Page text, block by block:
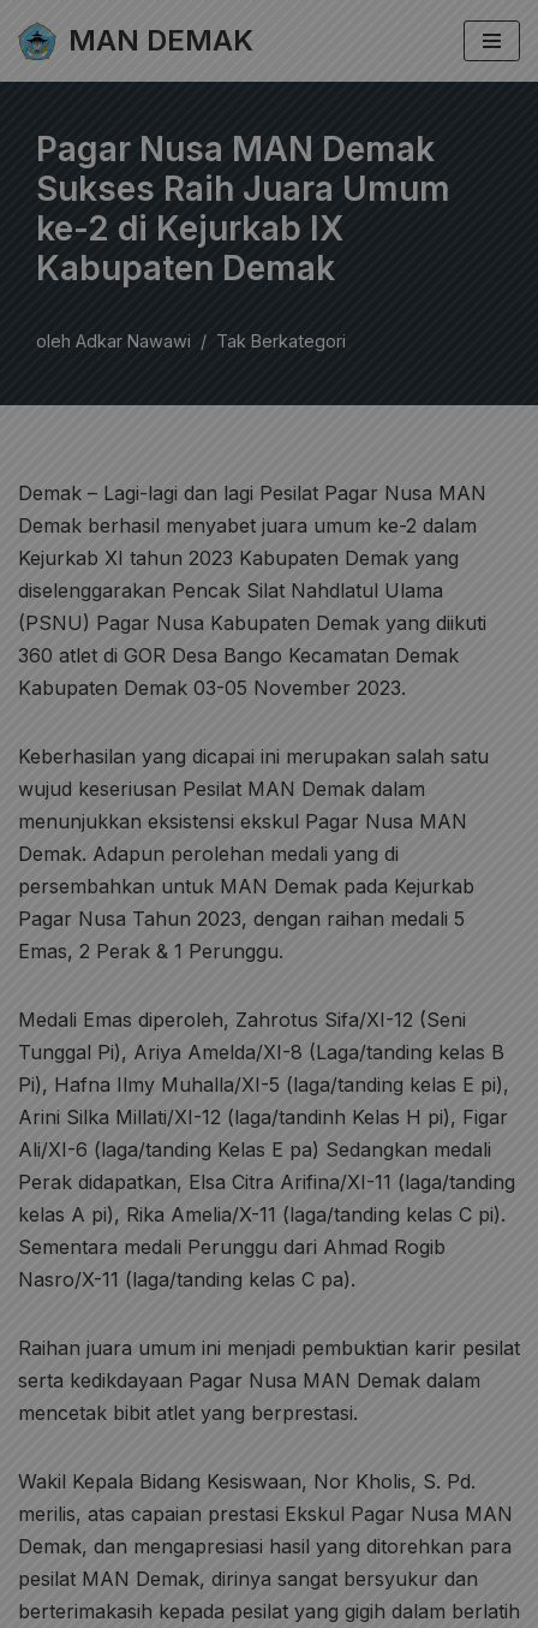
Lompat
konten
MAN DEMAK
Pagar Nusa MAN Demak
Sukses Raih Juara Umum
ke-2 di Kejurkab IX
Kabupaten Demak
oleh Adkar Nawawi Tak Berkategori
Demak – Lagi-lagi dan lagi Pesilat Pagar Nusa MAN
Demak berhasil menyabet juara umum ke-2 dalam
Kejurkab XI tahun 2023 Kabupaten Demak yang
diselenggarakan Pencak Silat Nahdlatul Ulama
(PSNU) Pagar Nusa Kabupaten Demak yang diikuti
360 atlet di GOR Desa Bango Kecamatan Demak
Kabupaten Demak 03-05 November 2023.
Keberhasilan yang dicapai ini merupakan salah satu
wujud keseriusan Pesilat MAN Demak dalam
menunjukkan eksistensi ekskul Pagar Nusa MAN
Demak. Adapun perolehan medali yang di
persembahkan untuk MAN Demak pada Kejurkab
Pagar Nusa Tahun 2023, dengan raihan medali 5
Emas, 2 Perak & 1 Perunggu.
Medali Emas diperoleh, Zahrotus Sifa/XI-12 (Seni
Tunggal Pi), Ariya Amelda/XI-8 (Laga/tanding kelas B
Pi), Hafna Ilmy Muhalla/XI-5 (laga/tanding kelas E pi),
Arini Silka Millati/XI-12 (laga/tandinh Kelas H pi), Figar
Ali/XI-6 (laga/tanding Kelas E pa) Sedangkan medali
Perak didapatkan, Elsa Citra Arifina/XI-11 (laga/tanding
kelas A pi), Rika Amelia/X-11 (laga/tanding kelas C pi).
Sementara medali Perunggu dari Ahmad Rogib
Nasro/X-11 (laga/tanding kelas C pa).
Raihan juara umum ini menjadi pembuktian karir pesilat
serta kedikdayaan Pagar Nusa MAN Demak dalam
mencetak bibit atlet yang berprestasi.
Wakil Kepala Bidang Kesiswaan, Nor Kholis, S. Pd.
merilis, atas capaian prestasi Ekskul Pagar Nusa MAN
Demak, dan mengapresiasi hasil yang ditorehkan para
pesilat MAN Demak, dirinya sangat bersyukur dan
berterimakasih kepada pesilat yang gigih dalam berlatih